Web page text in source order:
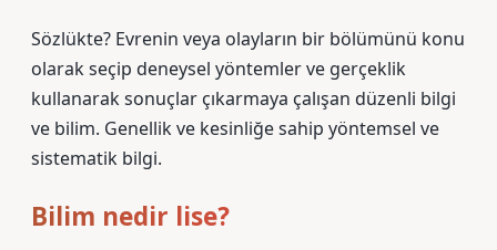
Sözlükte? Evrenin veya olayların bir bölümünü konu
olarak seçip deneysel yöntemler ve gerçeklik
kullanarak sonuçlar çıkarmaya çalışan düzenli bilgi
ve bilim. Genellik ve kesinliğe sahip yöntemsel ve
sistematik bilgi.
Bilim nedir lise?